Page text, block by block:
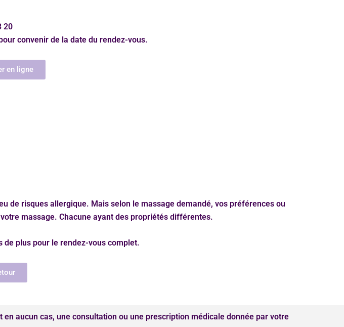
20
convenir de la date du rendez-vous.
en ligne
de risques allergique. Mais selon le massage demandé, vos préférences ou
massage. Chacune ayant des propriétés différentes.
de plus pour le rendez-vous complet.
aucun cas, une consultation ou une prescription médicale donnée par votre